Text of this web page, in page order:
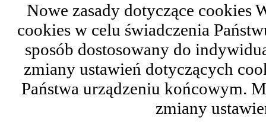
Nowe zasady dotyczące cookies
cookies w celu świadczenia
sposób dostosowany do
zmiany ustawień dotyczących
Państwa urządzeniu końcowym.
zmiany